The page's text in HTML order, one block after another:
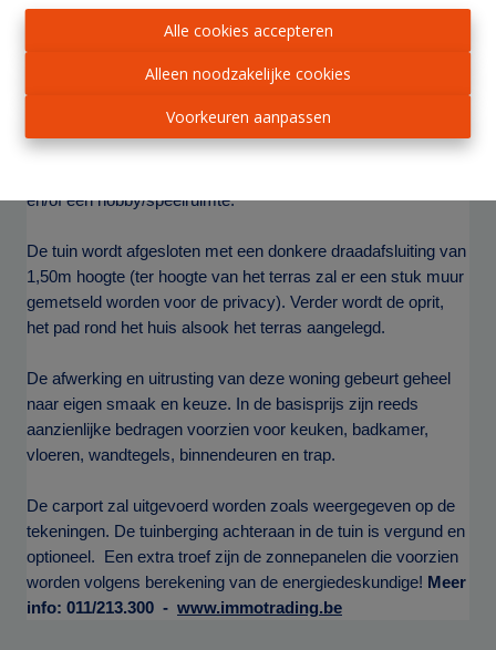
Alle cookies accepteren
Alleen noodzakelijke cookies
Voorkeuren aanpassen
verder nog toegang tot een ruime berging/ wasplaats. Op de
verdieping wordt er een nachthal voorzien met toegang tot
een apart toilet, drie ruime slaapkamers, waarvan één met
dressing en de ruime badkamer. Via de vaste trap in de
nachthal kan men verder nog de zolderverdieping bereiken.
De knappe zolderruimte is voorzien van 2 dakvlakvensters
en/of een hobby/speelruimte.
De tuin wordt afgesloten met een donkere draadafsluiting van
1,50m hoogte (ter hoogte van het terras zal er een stuk muur
gemetseld worden voor de privacy). Verder wordt de oprit,
het pad rond het huis alsook het terras aangelegd.
De afwerking en uitrusting van deze woning gebeurt geheel
naar eigen smaak en keuze. In de basisprijs zijn reeds
aanzienlijke bedragen voorzien voor keuken, badkamer,
vloeren, wandtegels, binnendeuren en trap.
De carport zal uitgevoerd worden zoals weergegeven op de
tekeningen. De tuinberging achteraan in de tuin is vergund en
optioneel. Een extra troef zijn de zonnepanelen die voorzien
worden volgens berekening van de energiedeskundige! Meer
info: 011/213.300 - www.immotrading.be